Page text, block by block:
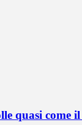
quasi come